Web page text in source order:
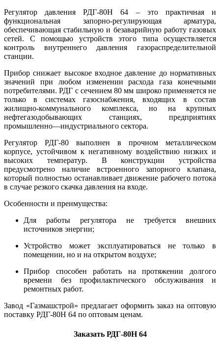
Регулятор давления РДГ-80Н 64 – это практичная и
функциональная запорно-регулирующая арматура,
обеспечивающая стабильную и безаварийную работу газовых
сетей. С помощью устройств этого типа осуществляется
контроль внутреннего давления газораспределительной
станции.
Прибор снижает высокое входное давление до нормативных
значений при любом изменении расхода газа конечными
потребителями. РДГ с сечением 80 мм широко применяется не
только в системах газоснабжения, входящих в состав
жилищно-коммунального комплекса, но на крупных
нефтегазодобывающих станциях, предприятиях
промышленно—индустриального сектора.
Регулятор РДГ-80 выполнен в прочном металлическом
корпусе, устойчивом к негативному воздействию низких и
высоких температур. В конструкции устройства
предусмотрено наличие встроенного запорного клапана,
который полностью останавливает движение рабочего потока
в случае резкого скачка давления на входе.
Особенности и преимущества:
Для работы регулятора не требуется внешних
источников энергии;
Устройство может эксплуатироваться не только в
помещении, но и на открытом воздухе;
Прибор способен работать на протяжении долгого
времени без профилактического обслуживания и
ремонтных работ.
Завод «Газмашстрой» предлагает оформить заказ на оптовую
поставку РДГ-80Н 64 по оптовым ценам.
Заказать РДГ-80Н 64